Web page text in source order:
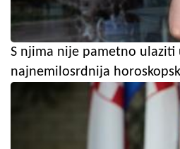
S njima nije pametno ulaziti
najnemilosrdnija